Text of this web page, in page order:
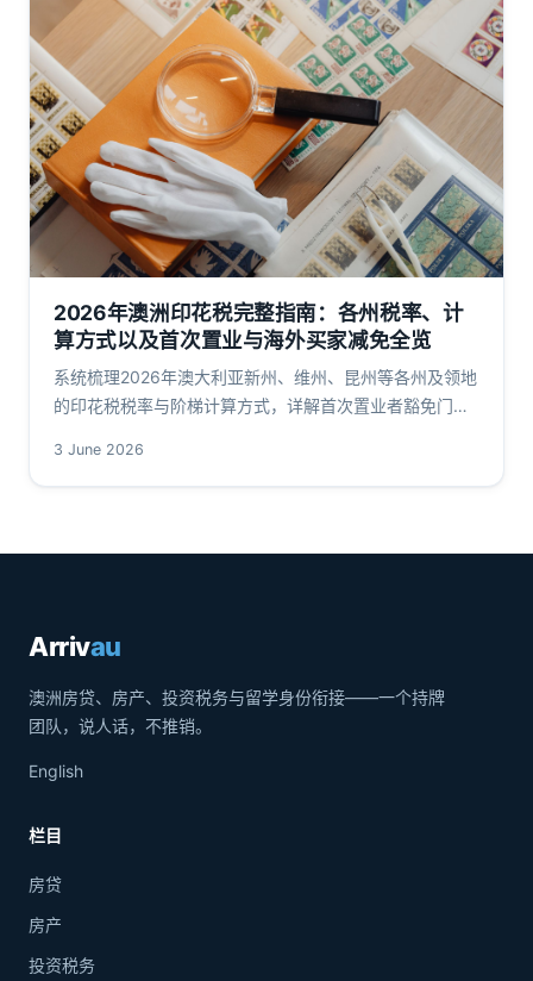
2026年澳洲印花税完整指南：各州税率、计
算方式以及首次置业与海外买家减免全览
系统梳理2026年澳大利亚新州、维州、昆州等各州及领地
的印花税税率与阶梯计算方式，详解首次置业者豁免门
3 June 2026
Arrivau
澳洲房贷、房产、投资税务与留学身份衔接——一个持牌
团队，说人话，不推销。
English
栏目
房贷
房产
投资税务